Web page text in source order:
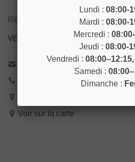
Référence:
VENEZ NOUS RENCONTRER !
Contactez-nous
Voir sur la carte
Lundi : 08:00-
Mardi : 08:00-
Mercredi :
Jeudi : 08:00-
Vendredi :
Samedi :
Dimanche :